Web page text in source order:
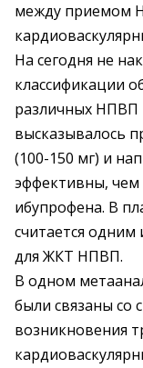
между приемом
На сегодня не
классификации
различных НПВП
высказывалось
(100-150 мг) и
эффективны,
ибупрофена. В
считается одним
для ЖКТ НПВП.
В одном
были связаны со
возникновения